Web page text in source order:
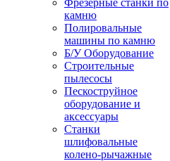
Фрезерные станки по
камню
Полировальные
машины по камню
Б/У Оборудование
Строительные
пылесосы
Пескоструйное
оборудование и
аксессуары
Станки
шлифовальные
колено-рычажные